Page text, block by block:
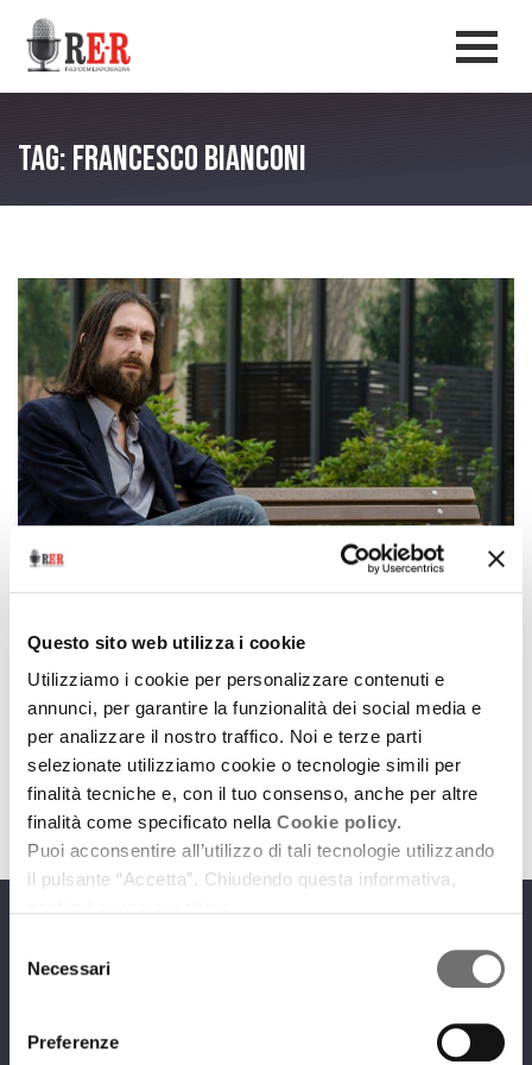
Questo sito web utilizza i cookie
Utilizziamo i cookie per personalizzare contenuti e
annunci, per garantire la funzionalità dei social media e
per analizzare il nostro traffico. Noi e terze parti
selezionate utilizziamo cookie o tecnologie simili per
finalità tecniche e, con il tuo consenso, anche per altre
finalità come specificato nella Cookie policy.
Puoi acconsentire all’utilizzo di tali tecnologie utilizzando
il pulsante “Accetta”. Chiudendo questa informativa,
delNecessari
Preferenze
Salta al contenuto principale
Tag: Francesco Bianconi
Conversando con Francesco Bianconi
27 luglio 2015
Il leader dei Baustelle al Bellaria Film Festival
Ascolta downloadPodcast